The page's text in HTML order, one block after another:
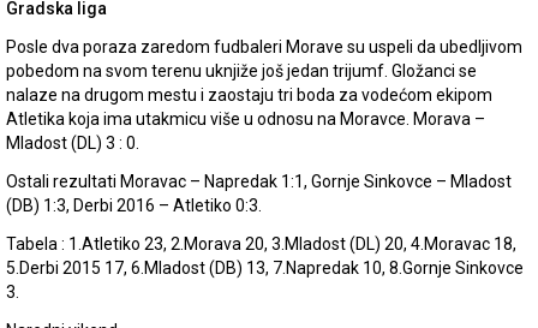
Gradska liga
Posle dva poraza zaredom fudbaleri Morave su uspeli da ubedljivom
pobedom na svom terenu uknjiže još jedan trijumf. Gložanci se
nalaze na drugom mestu i zaostaju tri boda za vodećom ekipom
Atletika koja ima utakmicu više u odnosu na Moravce. Morava –
Mladost (DL) 3 : 0.
Ostali rezultati Moravac – Napredak 1:1, Gornje Sinkovce – Mladost
(DB) 1:3, Derbi 2016 – Atletiko 0:3.
Tabela : 1.Atletiko 23, 2.Morava 20, 3.Mladost (DL) 20, 4.Moravac 18,
5.Derbi 2015 17, 6.Mladost (DB) 13, 7.Napredak 10, 8.Gornje Sinkovce
3.